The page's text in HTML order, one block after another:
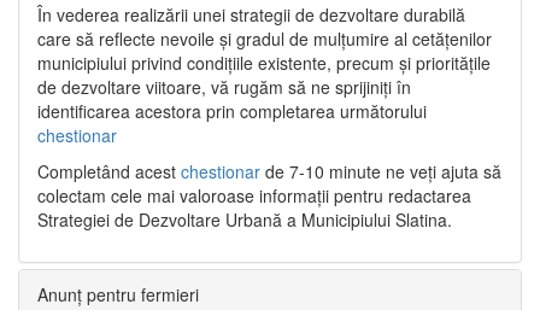
În vederea realizării unei strategii de dezvoltare durabilă
care să reflecte nevoile și gradul de mulțumire al cetățenilor
municipiului privind condițiile existente, precum și prioritățile
de dezvoltare viitoare, vă rugăm să ne sprijiniți în
identificarea acestora prin completarea următorului
chestionar
Completând acest chestionar de 7-10 minute ne veți ajuta să
colectam cele mai valoroase informații pentru redactarea
Strategiei de Dezvoltare Urbană a Municipiului Slatina.
Anunț pentru fermieri